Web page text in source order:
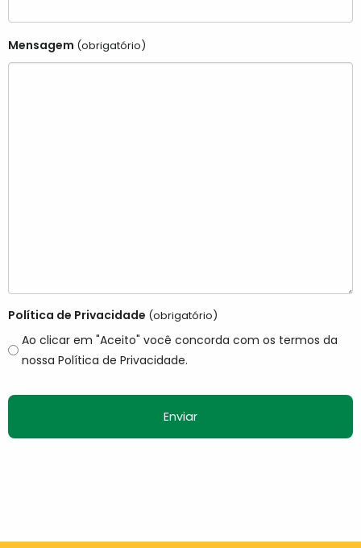
Mensagem (obrigatório)
Política de Privacidade (obrigatório)
Ao clicar em "Aceito" você concorda com os termos da
nossa Política de Privacidade.